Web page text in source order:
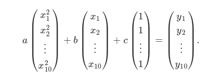
2 x2 2 2 b( ⋮x10 (1 ⋮
y 2 ).